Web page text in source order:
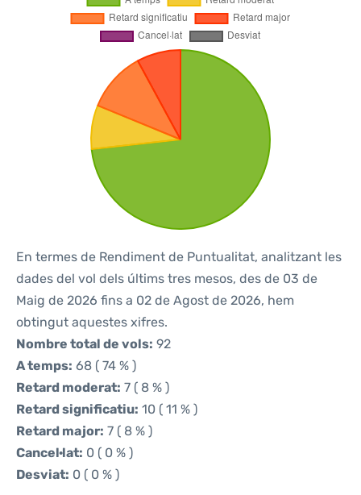
En termes de Rendiment de Puntualitat, analitzant les
dades del vol dels últims tres mesos, des de 03 de
Maig de 2026 fins a 02 de Agost de 2026, hem
obtingut aquestes xifres.
Nombre total de vols: 92
A temps: 68 ( 74 % )
Retard moderat: 7 ( 8 % )
Retard significatiu: 10 ( 11 % )
Retard major: 7 ( 8 % )
Cancel·lat: 0 ( 0 % )
Desviat: 0 ( 0 % )